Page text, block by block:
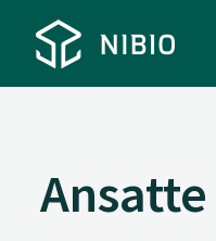
Ansatte